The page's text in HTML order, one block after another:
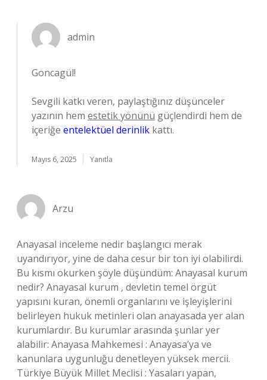
admin
Goncagül!
Sevgili katkı veren, paylaştığınız düşünceler
yazının hem estetik yönünü güçlendirdi hem de
içeriğe entelektüel derinlik kattı.
Mayıs 6, 2025 Yanıtla
Arzu
Anayasal inceleme nedir başlangıcı merak
uyandırıyor, yine de daha cesur bir ton iyi olabilirdi.
Bu kısmı okurken şöyle düşündüm: Anayasal kurum
nedir? Anayasal kurum , devletin temel örgüt
yapısını kuran, önemli organlarını ve işleyişlerini
belirleyen hukuk metinleri olan anayasada yer alan
kurumlardır. Bu kurumlar arasında şunlar yer
alabilir: Anayasa Mahkemesi : Anayasa’ya ve
kanunlara uygunluğu denetleyen yüksek mercii.
Türkiye Büyük Millet Meclisi : Yasaları yapan,